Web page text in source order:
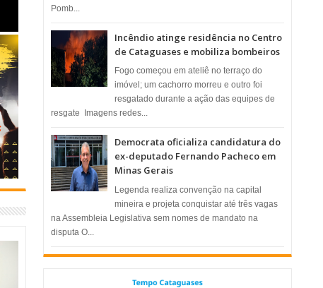
Pomb...
Incêndio atinge residência no Centro
de Cataguases e mobiliza bombeiros
​Fogo começou em ateliê no terraço do
imóvel; um cachorro morreu e outro foi
resgatado durante a ação das equipes de
resgate ​ Imagens redes...
Democrata oficializa candidatura do
ex-deputado Fernando Pacheco em
Minas Gerais
Legenda realiza convenção na capital
mineira e projeta conquistar até três vagas
na Assembleia Legislativa sem nomes de mandato na
disputa O...